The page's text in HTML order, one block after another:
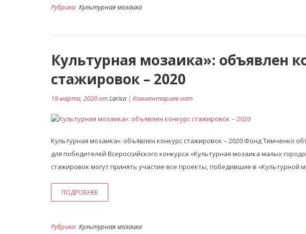
Рубрика: Культурная мозаика
Культурная мозаика»: объявлен
стажировок – 2020
19 марта, 2020 отLarisa | Комментариев нет
Культурная мозаика»: объявлен конкурс стажировок – 2020 Фонд Тимченко
для победителей Всероссийского конкурса «Культурная мозаика малых
стажировок могут принять участие все проекты, победившие в «Культурной
ПОДРОБНЕЕ
Рубрика: Культурная мозаика